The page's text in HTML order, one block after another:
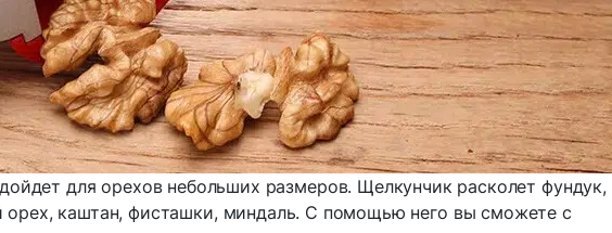
для орехов небольших размеров. Щелкунчик расколет фундук,
орех, каштан, фисташки, миндаль. С помощью него вы сможете с